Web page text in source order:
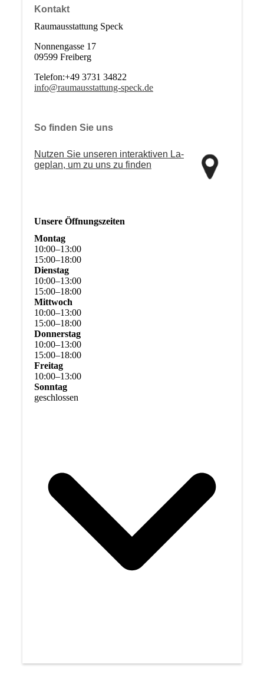
Kontakt
Raumausstattung Speck
Nonnengasse 17
09599 Freiberg
Telefon:+49 3731 34822
info@raumausstattung-speck.de
So finden Sie uns
Nutzen Sie unseren interaktiven La­
ge­plan, um zu uns zu finden
Unsere Öffnungszeiten
Montag
10:00–13:00
15:00–18:00
Dienstag
10:00–13:00
15:00–18:00
Mittwoch
10:00–13:00
15:00–18:00
Donnerstag
10:00–13:00
15:00–18:00
Freitag
10:00–13:00
Sonntag
geschlossen